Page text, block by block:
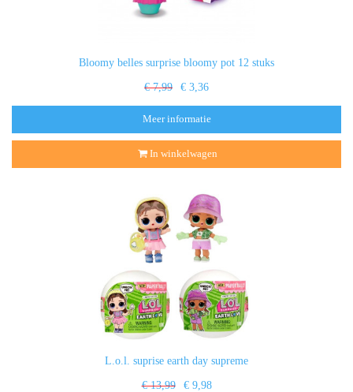
Bloomy belles surprise bloomy pot 12 stuks
€ 7,99 € 3,36
Meer informatie
In winkelwagen
L.o.l. suprise earth day supreme
€ 13,99 € 9,98